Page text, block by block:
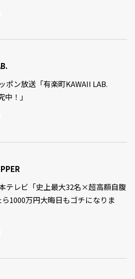
ポン放送「有楽町KAWAII LAB.
中！」
テレビ「史上最大32名×超高額自腹
1000万円大晦日もゴチになりま